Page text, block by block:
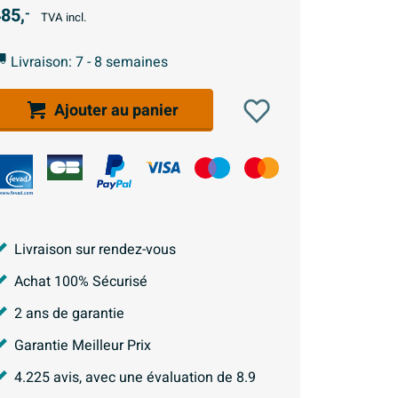
- TVA incl.
Livraison: 7 - 8 semaines
Ajouter au panier
Livraison sur rendez-vous
Achat 100% Sécurisé
2 ans de garantie
Garantie Meilleur Prix
4.225avis, avec une évaluation de 8.9